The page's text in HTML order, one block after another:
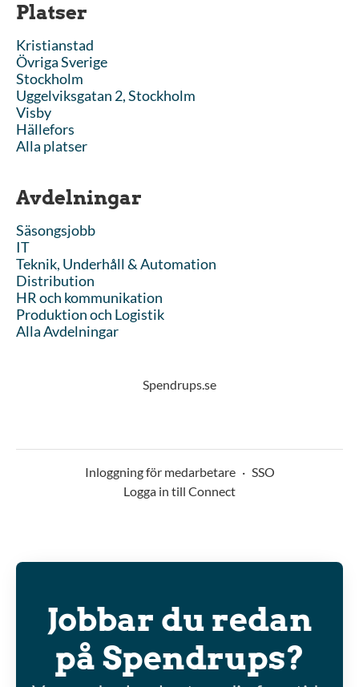
Platser
Kristianstad
Övriga Sverige
Stockholm
Uggelviksgatan 2, Stockholm
Visby
Hällefors
Alla platser
Avdelningar
Säsongsjobb
IT
Teknik, Underhåll & Automation
Distribution
HR och kommunikation
Produktion och Logistik
Alla Avdelningar
Spendrups.se
Inloggning för medarbetare · SSO
Logga in till Connect
Jobbar du redan
på Spendrups?